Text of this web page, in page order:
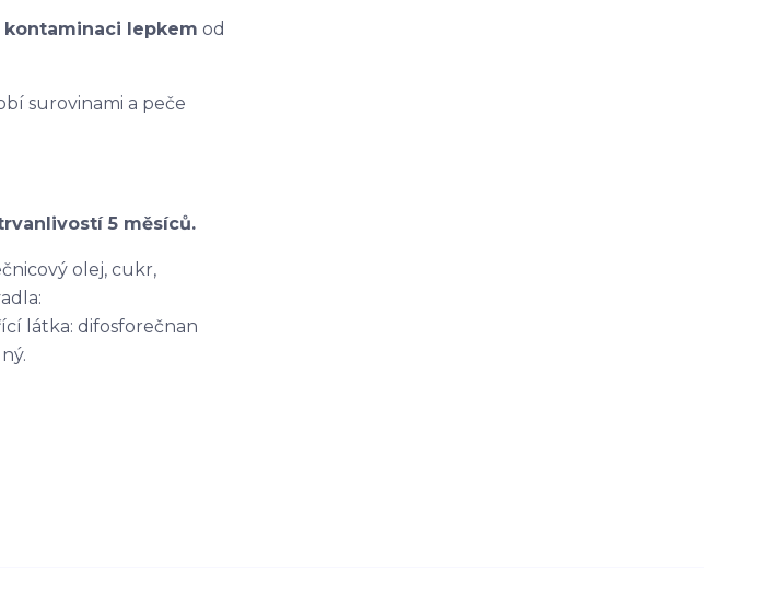
kontaminaci lepkem od
surovinami a peče
5 měsíců.
olej, cukr,
látka: difosforečnan